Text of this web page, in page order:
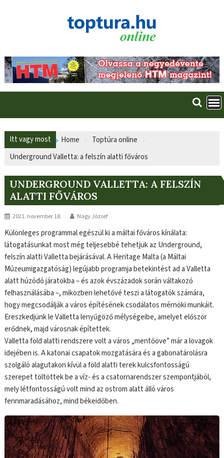
Itt vagy most Home
Toptúra online
Underground Valletta: a felszín alatti főváros
UNDERGROUND VALLETTA: A FELSZÍN
ALATTI FŐVÁROS
2021. november 18. Nagy József
Különleges programmal egészül ki a máltai főváros kínálata:
látogatásunkat most még teljesebbé tehetjük az Underground,
felszín alatti Valletta bejárásával. A Heritage Malta (a Máltai
Múzeumigazgatóság) legújabb programja betekintést ad a Valletta
alatt húzódó járatokba – és azok évszázadok során váltakozó
felhasználásába –, miközben lehetővé teszi a látogatók számára,
hogy megcsodálják a város építésének csodálatos mérnöki munkáit.
Ereszkedjünk le Valletta lenyűgöző mélységeibe, amelyet először
erődnek, majd városnak építettek.
Valletta föld alatti rendszere volt a város „mentőöve” már a lovagok
idejében is. A katonai csapatok mozgatására és a gabonatárolásra
szolgáló alagutakon kívül a föld alatti terek kulcsfontosságú
szerepet töltöttek be a víz- és a csatornarendszer szempontjából,
mely létfontosságú volt mind az ostrom alatt álló város
fennmaradásához, mind békeidőben.